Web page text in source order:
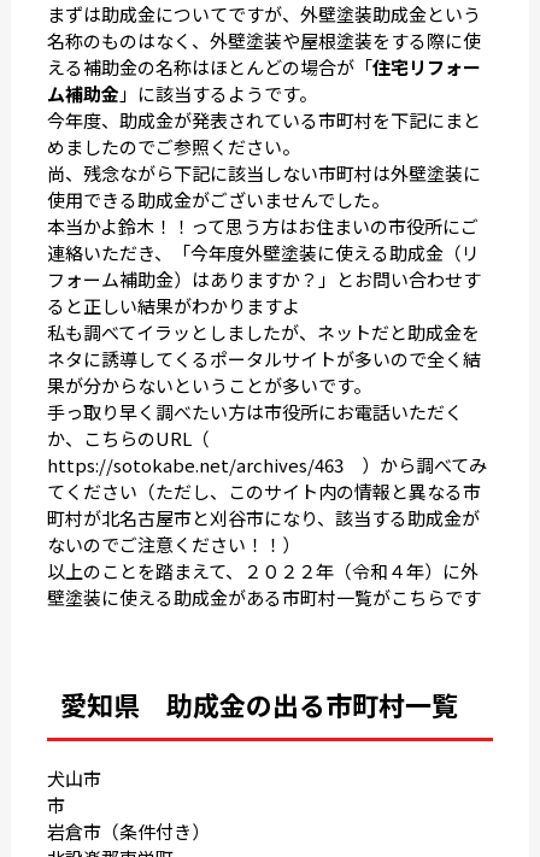
まずは助成金についてですが、外壁塗装助成金という
名称のものはなく、外壁塗装や屋根塗装をする際に使
える補助金の名称はほとんどの場合が「住宅リフォー
ム補助金 」に該当するようです。
今年度、助成金が発表されている市町村を下記にまと
めましたのでご参照ください。
尚、残念ながら下記に該当しない市町村は外壁塗装に
使用できる助成金がございませんでした。
本当かよ鈴木！！って思う方はお住まいの市役所にご
連絡いただき、「今年度外壁塗装に使える助成金（リ
フォーム補助金）はありますか？」とお問い合わせす
ると正しい結果がわかりますよ
私も調べてイラッとしましたが、ネットだと助成金を
ネタに誘導してくるポータルサイトが多いので全く結
果が分からないということが多いです。
手っ取り早く調べたい方は市役所にお電話いただく
か、こちらのURL（
https://sotokabe.net/archives/463）から調べてみ
てください（ただし、このサイト内の情報と異なる市
町村が北名古屋市と刈谷市になり、該当する助成金が
ないのでご注意ください！！）
以上のことを踏まえて、２０２２年（令和４年）に外
壁塗装に使える助成金がある市町村一覧がこちらです
愛知県 助成金の出る市町村一覧
犬山市
市
岩倉市（条件付き）